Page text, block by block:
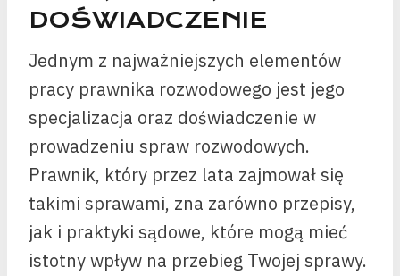
DOŚWIADCZENIE
Jednym z najważniejszych elementów
pracy prawnika rozwodowego jest jego
specjalizacja oraz doświadczenie w
prowadzeniu spraw rozwodowych.
Prawnik, który przez lata zajmował się
takimi sprawami, zna zarówno przepisy,
jak i praktyki sądowe, które mogą mieć
istotny wpływ na przebieg Twojej sprawy.